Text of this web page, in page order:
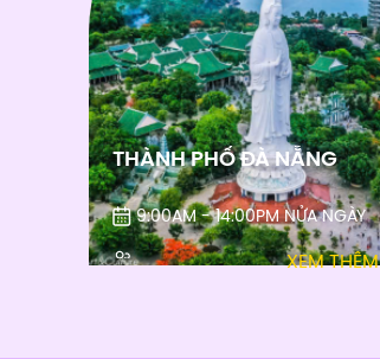
THÀNH PHỐ ĐÀ NẴNG
9:00AM - 14:00PM NỬA NGÀY
XEM THÊM